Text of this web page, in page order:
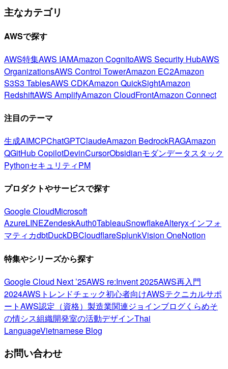
主なカテゴリ
AWSで探す
AWS特集AWS IAMAmazon CognitoAWS Security HubAWS
OrganizationsAWS Control TowerAmazon EC2Amazon
S3S3 TablesAWS CDKAmazon QuickSightAmazon
RedshiftAWS AmplifyAmazon CloudFrontAmazon Connect
注目のテーマ
生成AIMCPChatGPTClaudeAmazon BedrockRAGAmazon
QGitHub CopilotDevinCursorObsidianモダンデータスタック
PythonセキュリティPM
プロダクトやサービスで探す
Google CloudMicrosoft
AzureLINEZendeskAuth0TableauSnowflakeAlteryxインフォ
マティカdbtDuckDBCloudflareSplunkVision OneNotion
特集やシリーズから探す
Google Cloud Next ’25AWS re:Invent 2025AWS再入門
2024AWSトレンドチェック初心者向けAWSテクニカルサポ
ートAWS認定（資格） 製造業関連ジョインブログくらめそ
の情シス組織開発室の活動デザインThai
LanguageVietnamese Blog
お問い合わせ